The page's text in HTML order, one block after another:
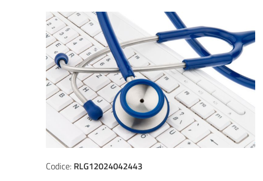
Codice: RLG12024042443